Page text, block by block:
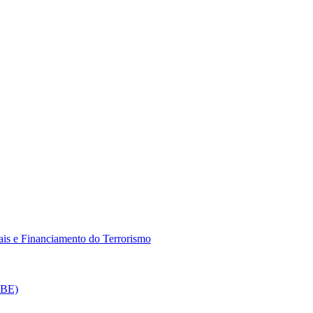
e Financiamento do Terrorismo